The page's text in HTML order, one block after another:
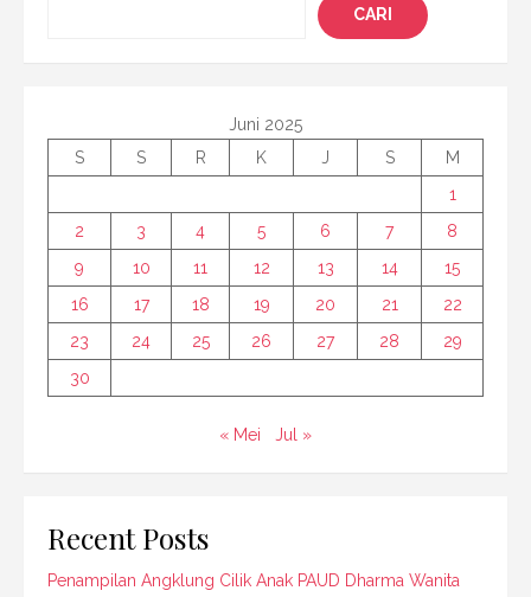
CARI
Juni 2025
S
S R K J S
M
1
2
3 4 5 6 7
8
9
10 11 12 13 14
15
16
17 18 19 20 21
22
23
24 25 26 27 28
29
30
« Mei Jul »
Recent Posts
Penampilan Angklung Cilik Anak PAUD Dharma Wanita